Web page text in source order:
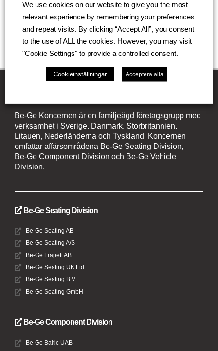
Tillbaka
Be-Ge Koncernen är en familjeägd företagsgrupp med
verksamhet i Sverige, Danmark, Storbritannien,
Litauen, Nederländerna och Tyskland. Koncernen
omfattar affärsområdena Be-Ge Seating Division,
Be-Ge Component Division och Be-Ge Vehicle
Division.
Be-Ge Seating Division
Be-Ge Seating AB
Be-Ge Seating A/S
Be-Ge Frapett AB
Be-Ge Seating UK Ltd
Be-Ge Seating B.V.
Be-Ge Seating GmbH
Be-Ge Component Division
Be-Ge Baltic UAB
We use cookies on our website to give you the most
relevant experience by remembering your preferences
and repeat visits. By clicking “Accept All”, you consent
to the use of ALL the cookies. However, you may visit
"Cookie Settings" to provide a controlled consent.
Cookieinställningar Acceptera alla